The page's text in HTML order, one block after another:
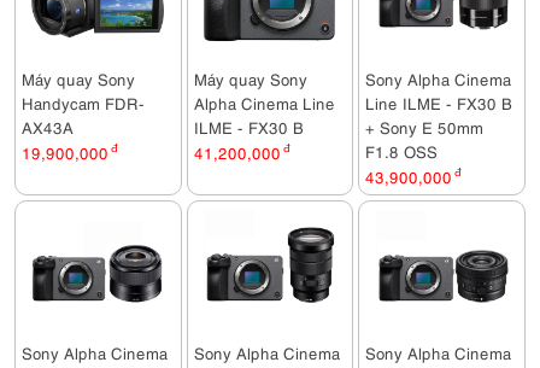
Máy quay Sony
Handycam FDR-
AX43A
19,900,000 đ
Máy quay Sony
Alpha Cinema Line
ILME - FX30 B
41,200,000 đ
Sony Alpha Cinema
Line ILME - FX30 B
+ Sony E 50mm
F1.8 OSS
43,900,000 đ
Sony Alpha Cinema
Sony Alpha Cinema
Sony Alpha Cinema